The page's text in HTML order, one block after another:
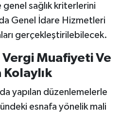
genel sağlık kriterlerini
Genel İdare Hizmetleri
gerçekleştirilebilecek.
Muafiyeti Ve
Kolaylık
yapılan düzenlemelerle
esnafa yönelik mali